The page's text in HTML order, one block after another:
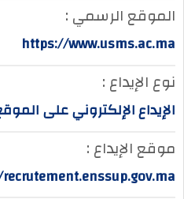
الموقع الرسمي :
https://www.usms.ac.ma
نوع الإيداع :
الإيداع الإلكتروني على
موقع الإيداع :
recrutement.enssup.gov.ma